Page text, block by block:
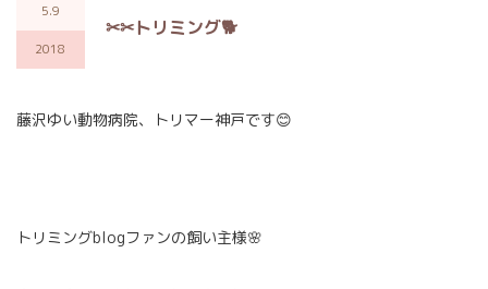
5.9
2018
✂✂トリミング🐕
藤沢ゆい動物病院、トリマー神戸です😊
トリミングblogファンの飼い主様🌸